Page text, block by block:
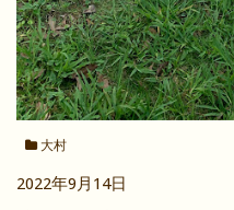
大村
2022年9月14日